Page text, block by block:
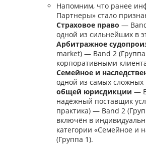
Напомним, что ранее
Партнеры» стало
Страховое право —
одной из сильнейших в
Арбитражное
market) — Band 2
корпоративными
Семейное и
одной из самых сложных
общей юрисдикции —
надёжный поставщик
практика) — Band 2
включён в
категории «Семейное и
(Группа 1).